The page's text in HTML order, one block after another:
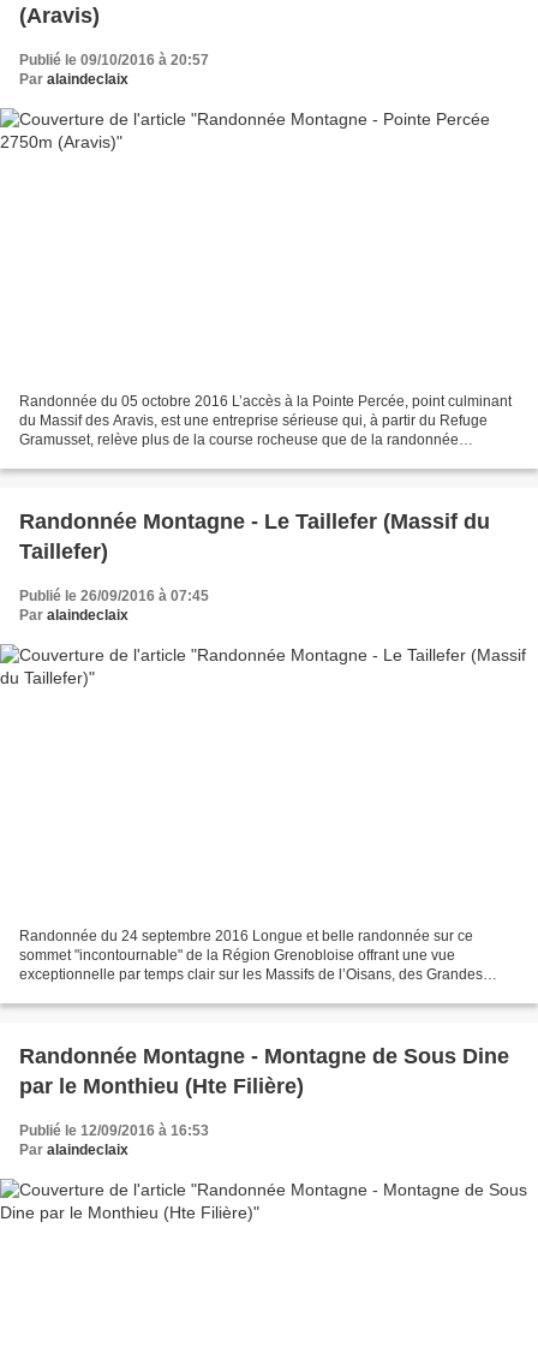
(Aravis)
Publié le 09/10/2016 à 20:57
Par alaindeclaix
Randonnée du 05 octobre 2016 L’accès à la Pointe Percée, point culminant
du Massif des Aravis, est une entreprise sérieuse qui, à partir du Refuge
Gramusset, relève plus de la course rocheuse que de la randonnée
Randonnée Montagne - Le Taillefer (Massif du
Taillefer)
Publié le 26/09/2016 à 07:45
Par alaindeclaix
Randonnée du 24 septembre 2016 Longue et belle randonnée sur ce
sommet "incontournable" de la Région Grenobloise offrant une vue
exceptionnelle par temps clair sur les Massifs de l’Oisans, des Grandes
Randonnée Montagne - Montagne de Sous Dine
par le Monthieu (Hte Filière)
Publié le 12/09/2016 à 16:53
Par alaindeclaix